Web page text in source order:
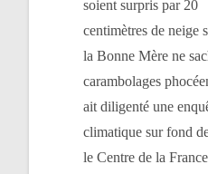
soient surpris par 20
centimètres de neige
la Bonne Mère ne
carambolages
ait diligenté une
climatique sur fond
le Centre de la